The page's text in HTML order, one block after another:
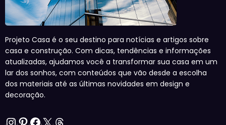
Projeto Casa é o seu destino para notícias e artigos sobre
casa e construção. Com dicas, tendências e informações
atualizadas, ajudamos você a transformar sua casa em um
lar dos sonhos, com conteúdos que vão desde a escolha
dos materiais até as últimas novidades em design e
decoração.
Instagram
Pinterest
Facebook
X Threads